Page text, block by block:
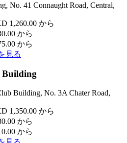
No. 41 Connaught Road, Central,
1,260.00 から
から
から
見る
Building
Building, No. 3A Chater Road,
1,350.00 から
から
から